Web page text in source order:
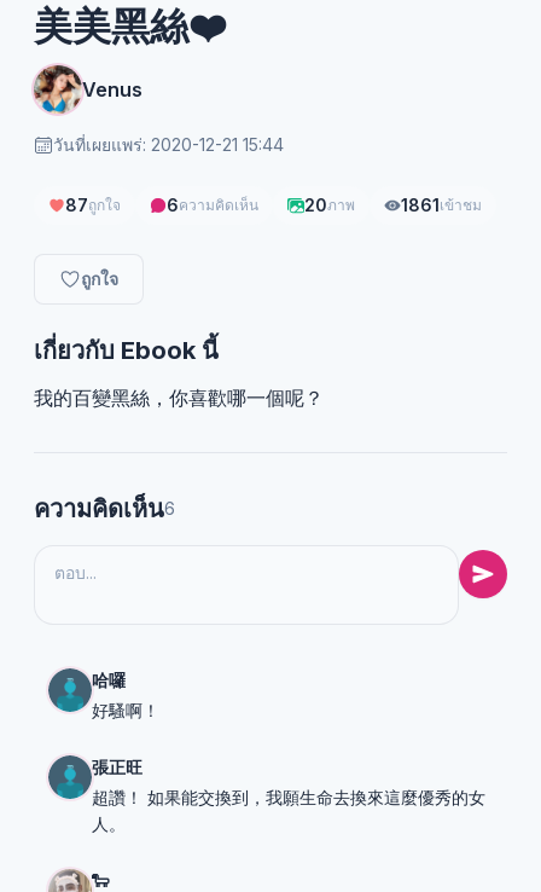
美美黑絲❤️
Venus
วันที่เผยแพร่: 2020-12-21 15:44
87ถูกใจ 6ความคิดเห็น 20ภาพ 1861เข้าชม
ถูกใจ
เกี่ยวกับ Ebook นี้
我的百變黑絲，你喜歡哪一個呢？
ความคิดเห็น6
哈囉
好騷啊！
張正旺
超讚！ 如果能交換到，我願生命去換來這麼優秀的女
人。
🐑